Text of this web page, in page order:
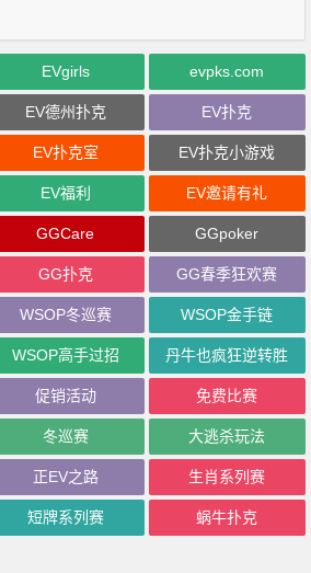
EVgirls evpks.com
EV德州扑克 EV扑克
EV扑克室 EV扑克小游戏
EV福利 EV邀请有礼
GGCare GGpoker
GG扑克 GG春季狂欢赛
WSOP冬巡赛 WSOP金手链
WSOP高手过招 丹牛也疯狂逆转胜
促销活动 免费比赛
冬巡赛 大逃杀玩法
正EV之路 生肖系列赛
短牌系列赛 蜗牛扑克